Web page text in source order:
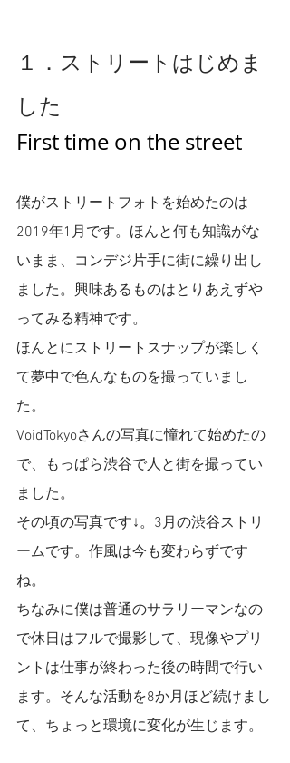
１．ストリートはじめま
した
First time on the street
僕がストリートフォトを始めたのは
2019年1月です。ほんと何も知識がな
いまま、コンデジ片手に街に繰り出し
ました。興味あるものはとりあえずや
ってみる精神です。
ほんとにストリートスナップが楽しく
て夢中で色んなものを撮っていまし
た。
VoidTokyoさんの写真に憧れて始めたの
で、もっぱら渋谷で人と街を撮ってい
ました。
その頃の写真です↓。3月の渋谷ストリ
ームです。作風は今も変わらずです
ね。
ちなみに僕は普通のサラリーマンなの
で休日はフルで撮影して、現像やプリ
ントは仕事が終わった後の時間で行い
ます。そんな活動を8か月ほど続けまし
て、ちょっと環境に変化が生じます。